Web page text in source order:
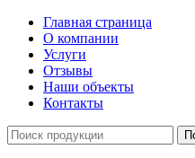
Главная страница
О компании
Услуги
Отзывы
Наши объекты
Контакты